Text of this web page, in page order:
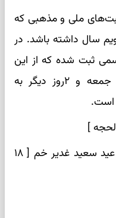
مناسبت‌های ملی و مذهبی که
سال داشته باشد. در
تعطیلی رسمی ثبت شده که از این
تعداد، ۵ روز مربوط به روزهای جمعه و ۲روز دیگر به
است.
-۱۴ خرداد: رحلت امام خمینی و عید سعید غدیر خم [ ۱۸